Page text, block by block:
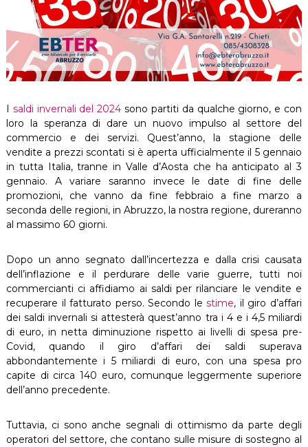
I saldi invernali del 2024 sono partiti da qualche giorno, e con
loro la speranza di dare un nuovo impulso al settore del
commercio e dei servizi. Quest’anno, la stagione delle
vendite a prezzi scontati si è aperta ufficialmente il 5 gennaio
in tutta Italia, tranne in Valle d’Aosta che ha anticipato al 3
gennaio. A variare saranno invece le date di fine delle
promozioni, che vanno da fine febbraio a fine marzo a
seconda delle regioni, in Abruzzo, la nostra regione, dureranno
al massimo 60 giorni.
Dopo un anno segnato dall’incertezza e dalla crisi causata
dell’inflazione e il perdurare delle varie guerre, tutti noi
commercianti ci affidiamo ai saldi per rilanciare le vendite e
recuperare il fatturato perso. Secondo lestime, il giro d’affari
dei saldi invernali si attesterà quest’anno tra i 4 e i 4,5 miliardi
di euro, in netta diminuzione rispetto ai livelli di spesa pre-
Covid, quando il giro d’affari dei saldi superava
abbondantemente i 5 miliardi di euro, con una spesa pro
capite di circa 140 euro, comunque leggermente superiore
dell’anno precedente.
Tuttavia, ci sono anche segnali di ottimismo da parte degli
operatori del settore, che contano sulle misure di sostegno al